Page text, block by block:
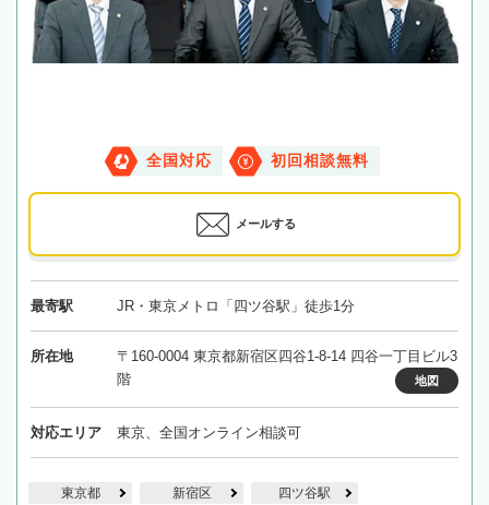
全国対応 初回相談無料
メールする
最寄駅 JR・東京メトロ「四ツ谷駅」徒歩1分
所在地
〒160-0004 東京都新宿区四谷1-8-14 四谷一丁目ビル3
階
地図
対応エリア 東京、全国オンライン相談可
東京都 新宿区 四ツ谷駅